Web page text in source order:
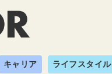
キャリア ライフスタイル